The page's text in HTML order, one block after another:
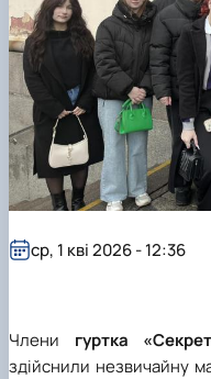
Члени гуртка
здійснили незвичайну
ср, 1 кві 2026 - 12:36